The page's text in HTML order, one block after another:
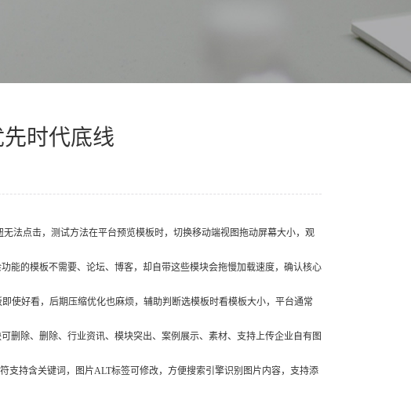
时代底线
法点击，测试方法在平台预览模板时，切换移动端视图拖动屏幕大小，观
能的模板不需要、论坛、博客，却自带这些模块会拖慢加载速度，确认核心
使好看，后期压缩优化也麻烦，辅助判断选模板时看模板大小，平台通常
删除、删除、行业资讯、模块突出、案例展示、素材、支持上传企业自有图
支持含关键词，图片ALT标签可修改，方便搜索引擎识别图片内容，支持添